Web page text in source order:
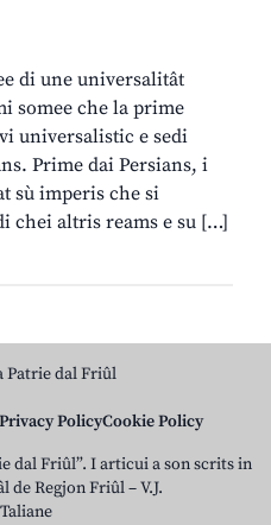
di une universalitât
somee che la prime
universalistic e sedi
Prime dai Persians, i
sù imperis che si
chei altris reams e su […]
Patrie dal Friûl
Privacy PolicyCookie Policy
dal Friûl”. I articui a son scrits in
Regjon Friûl – V.J.